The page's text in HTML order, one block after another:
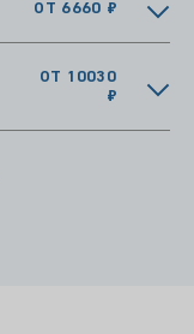
ОТ 6660 ₽
ОТ 10030
₽